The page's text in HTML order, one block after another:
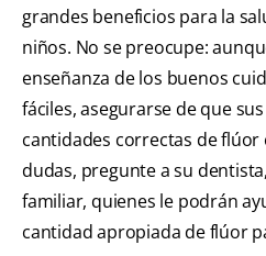
grandes beneficios para la
niños. No se preocupe:
enseñanza de los buenos
fáciles, asegurarse de que
cantidades correctas de flúor
dudas, pregunte a su
familiar, quienes le podrán
cantidad apropiada de flúor